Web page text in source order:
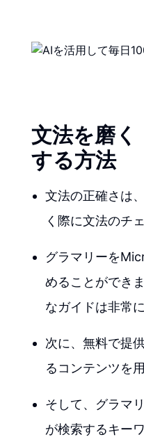
文法を磨
する方法
文法の正確さは
く際に文法のチ
グラマリーを
めることができ
なガイドは非常
次に、無料で提
るコンテンツを
そして、グラマ
が検索するキー